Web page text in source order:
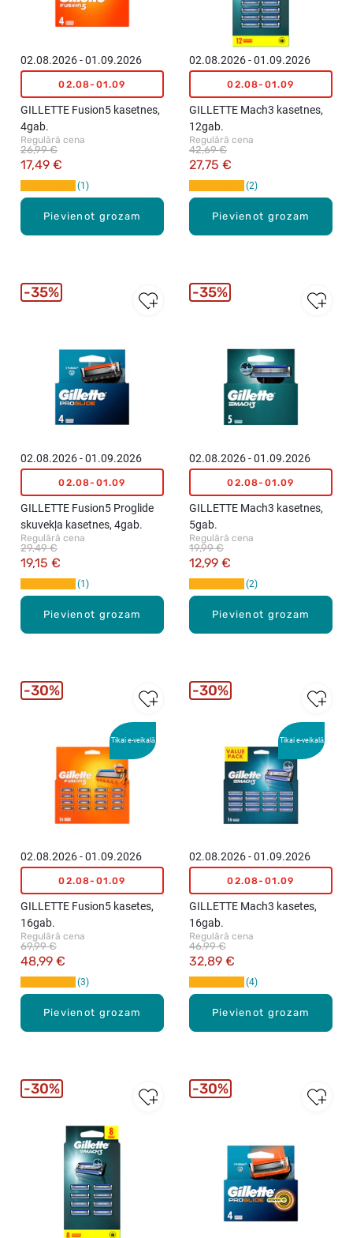
Pievienot grozam
02.08.2026 - 01.09.2026
02.08-01.09
GILLETTE Fusion5 kasetnes,
4gab.
Regulārā cena
17,49 €
26,99 €
1
Pievienot grozam
02.08.2026 - 01.09.2026
02.08-01.09
GILLETTE Mach3 kasetnes,
12gab.
Regulārā cena
27,75 €
42,69 €
2
Pievienot grozam
02.08.2026 - 01.09.2026
02.08-01.09
GILLETTE Fusion5 Proglide
skuvekļa kasetnes, 4gab.
Regulārā cena
19,15 €
29,49 €
1
35%
Pievienot grozam
02.08.2026 - 01.09.2026
02.08-01.09
GILLETTE Mach3 kasetnes,
5gab.
Regulārā cena
12,99 €
19,99 €
2
35%
Tikai e-veikalā
Pievienot grozam
02.08.2026 - 01.09.2026
02.08-01.09
GILLETTE Fusion5 kasetes,
16gab.
Regulārā cena
48,99 €
69,99 €
3
30%
Tikai e-veikalā
Pievienot grozam
02.08.2026 - 01.09.2026
02.08-01.09
GILLETTE Mach3 kasetes,
16gab.
Regulārā cena
32,89 €
46,99 €
4
30%
30% 30%